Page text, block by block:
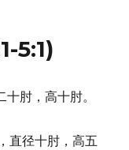
5:1)
肘，高十肘。
直径十肘，高五